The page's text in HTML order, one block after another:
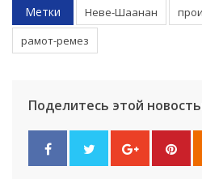
Метки Неве-Шаанан
рамот-ремез
Поделитесь этой